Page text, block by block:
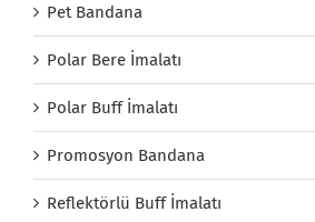
Pet Bandana
Polar Bere İmalatı
Polar Buff İmalatı
Promosyon Bandana
Reflektörlü Buff İmalatı